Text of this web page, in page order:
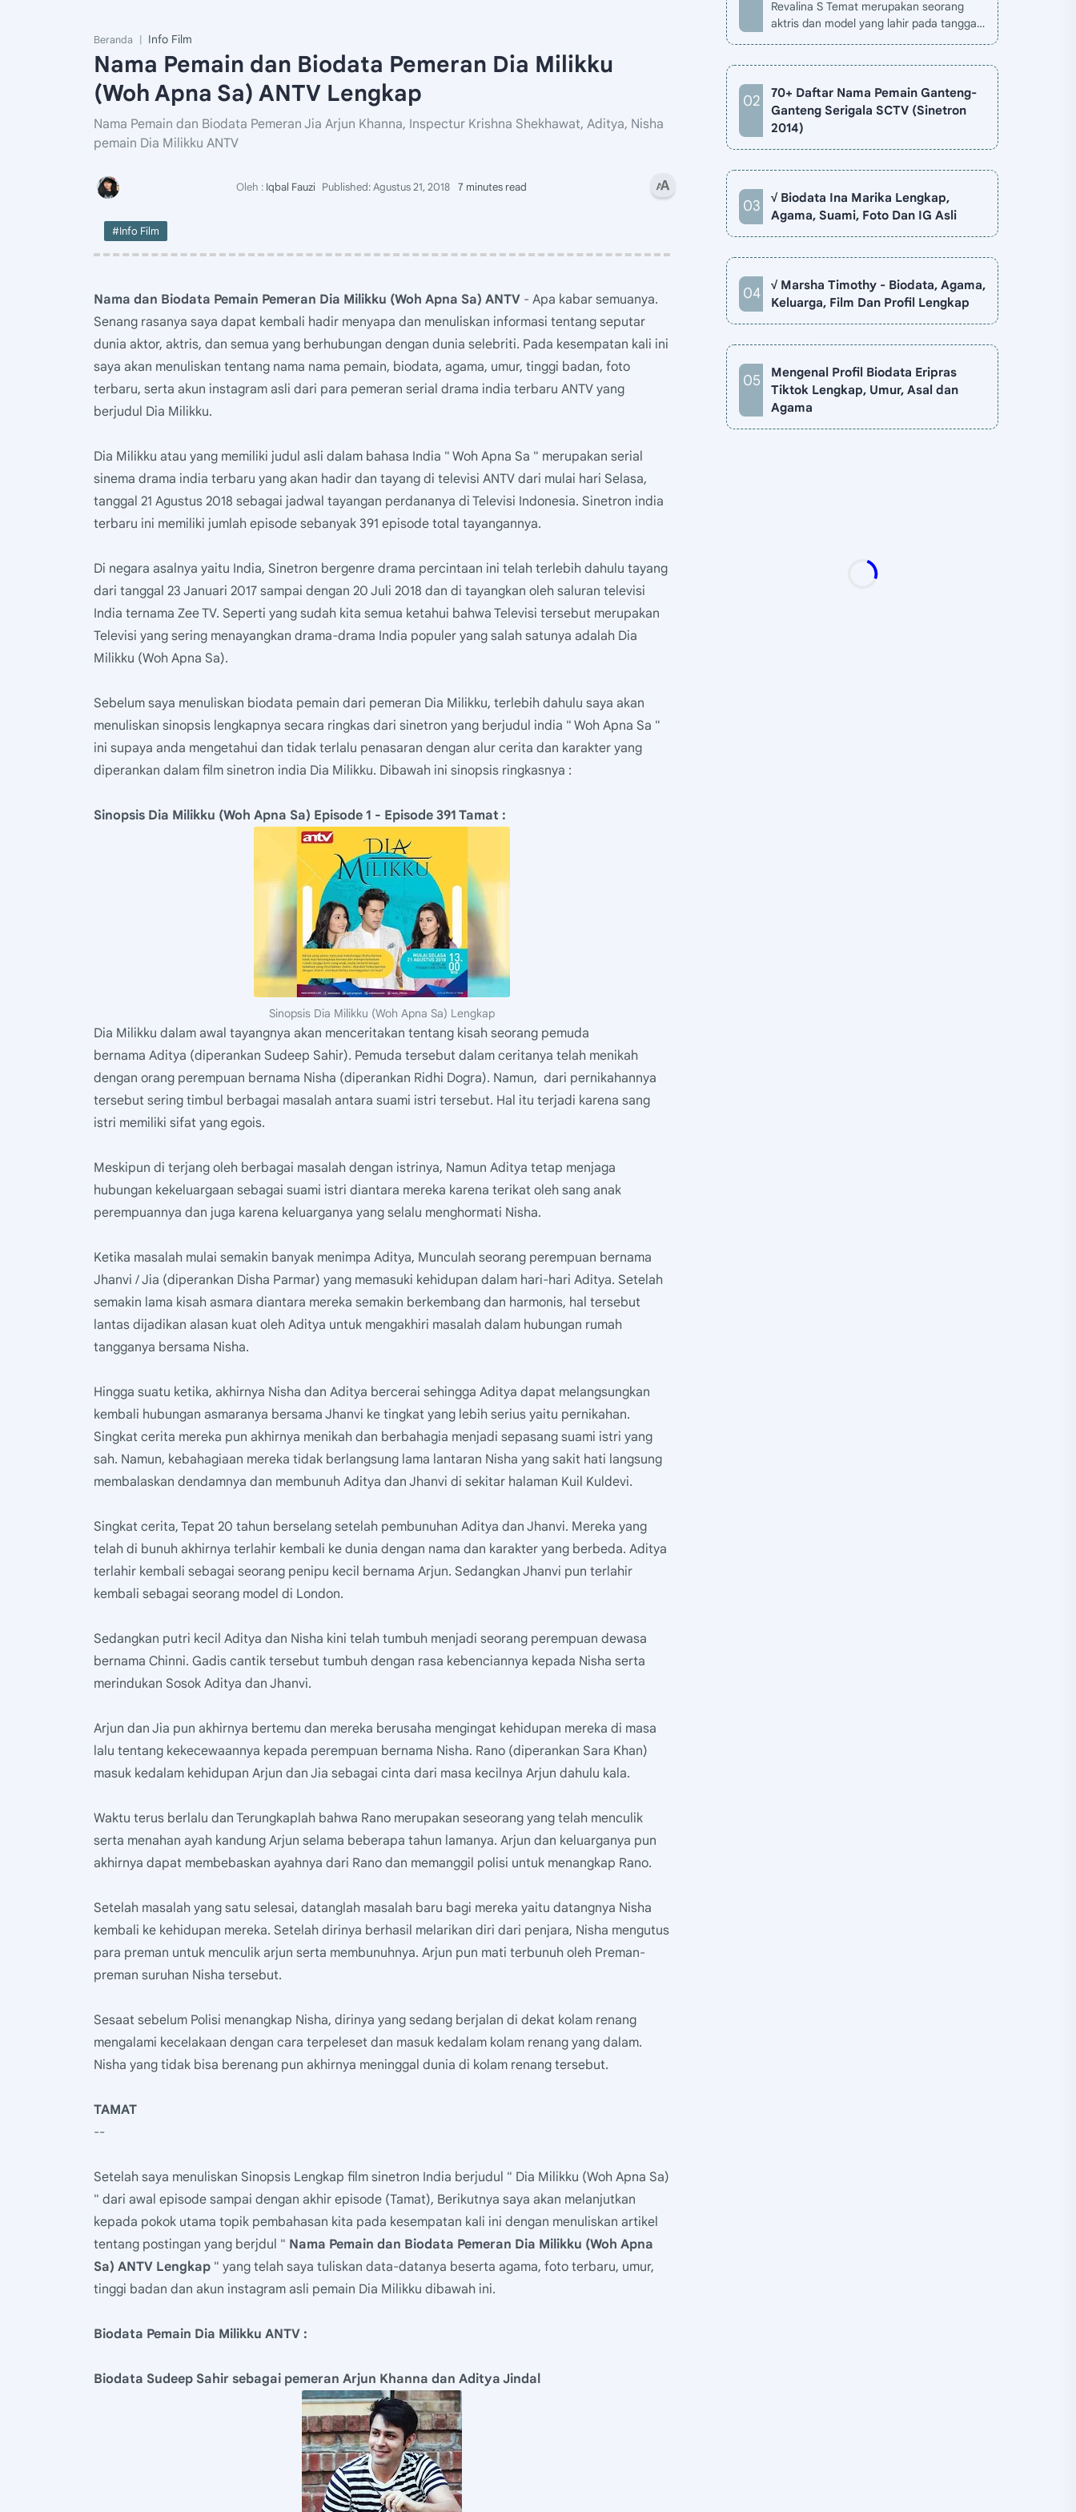
Beranda Info Film
Nama Pemain dan Biodata Pemeran Dia Milikku
(Woh Apna Sa) ANTV Lengkap
Nama Pemain dan Biodata Pemeran Jia Arjun Khanna, Inspectur Krishna Shekhawat, Aditya, Nisha
pemain Dia Milikku ANTV
7 minutes read
#Info Film
Nama dan Biodata Pemain Pemeran Dia Milikku (Woh Apna Sa) ANTV - Apa kabar semuanya.
Senang rasanya saya dapat kembali hadir menyapa dan menuliskan informasi tentang seputar
dunia aktor, aktris, dan semua yang berhubungan dengan dunia selebriti. Pada kesempatan kali ini
saya akan menuliskan tentang nama nama pemain, biodata, agama, umur, tinggi badan, foto
terbaru, serta akun instagram asli dari para pemeran serial drama india terbaru ANTV yang
berjudul Dia Milikku.
Dia Milikku atau yang memiliki judul asli dalam bahasa India " Woh Apna Sa " merupakan serial
sinema drama india terbaru yang akan hadir dan tayang di televisi ANTV dari mulai hari Selasa,
tanggal 21 Agustus 2018 sebagai jadwal tayangan perdananya di Televisi Indonesia. Sinetron india
terbaru ini memiliki jumlah episode sebanyak 391 episode total tayangannya.
Di negara asalnya yaitu India, Sinetron bergenre drama percintaan ini telah terlebih dahulu tayang
dari tanggal 23 Januari 2017 sampai dengan 20 Juli 2018 dan di tayangkan oleh saluran televisi
India ternama Zee TV. Seperti yang sudah kita semua ketahui bahwa Televisi tersebut merupakan
Televisi yang sering menayangkan drama-drama India populer yang salah satunya adalah Dia
Milikku (Woh Apna Sa).
Sebelum saya menuliskan biodata pemain dari pemeran Dia Milikku, terlebih dahulu saya akan
menuliskan sinopsis lengkapnya secara ringkas dari sinetron yang berjudul india " Woh Apna Sa "
ini supaya anda mengetahui dan tidak terlalu penasaran dengan alur cerita dan karakter yang
diperankan dalam film sinetron india Dia Milikku. Dibawah ini sinopsis ringkasnya :
Sinopsis Dia Milikku (Woh Apna Sa) Episode 1 - Episode 391 Tamat :
Sinopsis Dia Milikku (Woh Apna Sa) Lengkap
Dia Milikku dalam awal tayangnya akan menceritakan tentang kisah seorang pemuda
bernama Aditya (diperankan Sudeep Sahir). Pemuda tersebut dalam ceritanya telah menikah
dengan orang perempuan bernama Nisha (diperankan Ridhi Dogra). Namun, dari pernikahannya
tersebut sering timbul berbagai masalah antara suami istri tersebut. Hal itu terjadi karena sang
istri memiliki sifat yang egois.
Meskipun di terjang oleh berbagai masalah dengan istrinya, Namun Aditya tetap menjaga
hubungan kekeluargaan sebagai suami istri diantara mereka karena terikat oleh sang anak
perempuannya dan juga karena keluarganya yang selalu menghormati Nisha.
Ketika masalah mulai semakin banyak menimpa Aditya, Munculah seorang perempuan bernama
Jhanvi / Jia (diperankan Disha Parmar) yang memasuki kehidupan dalam hari-hari Aditya. Setelah
semakin lama kisah asmara diantara mereka semakin berkembang dan harmonis, hal tersebut
lantas dijadikan alasan kuat oleh Aditya untuk mengakhiri masalah dalam hubungan rumah
tangganya bersama Nisha.
Hingga suatu ketika, akhirnya Nisha dan Aditya bercerai sehingga Aditya dapat melangsungkan
kembali hubungan asmaranya bersama Jhanvi ke tingkat yang lebih serius yaitu pernikahan.
Singkat cerita mereka pun akhirnya menikah dan berbahagia menjadi sepasang suami istri yang
sah. Namun, kebahagiaan mereka tidak berlangsung lama lantaran Nisha yang sakit hati langsung
membalaskan dendamnya dan membunuh Aditya dan Jhanvi di sekitar halaman Kuil Kuldevi.
Singkat cerita, Tepat 20 tahun berselang setelah pembunuhan Aditya dan Jhanvi. Mereka yang
telah di bunuh akhirnya terlahir kembali ke dunia dengan nama dan karakter yang berbeda. Aditya
terlahir kembali sebagai seorang penipu kecil bernama Arjun. Sedangkan Jhanvi pun terlahir
kembali sebagai seorang model di London.
Sedangkan putri kecil Aditya dan Nisha kini telah tumbuh menjadi seorang perempuan dewasa
bernama Chinni. Gadis cantik tersebut tumbuh dengan rasa kebenciannya kepada Nisha serta
merindukan Sosok Aditya dan Jhanvi.
Arjun dan Jia pun akhirnya bertemu dan mereka berusaha mengingat kehidupan mereka di masa
lalu tentang kekecewaannya kepada perempuan bernama Nisha. Rano (diperankan Sara Khan)
masuk kedalam kehidupan Arjun dan Jia sebagai cinta dari masa kecilnya Arjun dahulu kala.
Waktu terus berlalu dan Terungkaplah bahwa Rano merupakan seseorang yang telah menculik
serta menahan ayah kandung Arjun selama beberapa tahun lamanya. Arjun dan keluarganya pun
akhirnya dapat membebaskan ayahnya dari Rano dan memanggil polisi untuk menangkap Rano.
Setelah masalah yang satu selesai, datanglah masalah baru bagi mereka yaitu datangnya Nisha
kembali ke kehidupan mereka. Setelah dirinya berhasil melarikan diri dari penjara, Nisha mengutus
para preman untuk menculik arjun serta membunuhnya. Arjun pun mati terbunuh oleh Preman-
preman suruhan Nisha tersebut.
Sesaat sebelum Polisi menangkap Nisha, dirinya yang sedang berjalan di dekat kolam renang
mengalami kecelakaan dengan cara terpeleset dan masuk kedalam kolam renang yang dalam.
Nisha yang tidak bisa berenang pun akhirnya meninggal dunia di kolam renang tersebut.
TAMAT
--
Setelah saya menuliskan Sinopsis Lengkap film sinetron India berjudul " Dia Milikku (Woh Apna Sa)
" dari awal episode sampai dengan akhir episode (Tamat), Berikutnya saya akan melanjutkan
kepada pokok utama topik pembahasan kita pada kesempatan kali ini dengan menuliskan artikel
tentang postingan yang berjdul " Nama Pemain dan Biodata Pemeran Dia Milikku (Woh Apna
Sa) ANTV Lengkap " yang telah saya tuliskan data-datanya beserta agama, foto terbaru, umur,
tinggi badan dan akun instagram asli pemain Dia Milikku dibawah ini.
Biodata Pemain Dia Milikku ANTV :
Biodata Sudeep Sahir sebagai pemeran Arjun Khanna dan Aditya Jindal
Revalina S Temat merupakan seorang
aktris dan model yang lahir pada tanggal
70+ Daftar Nama Pemain Ganteng-
Ganteng Serigala SCTV (Sinetron
2014)
√ Biodata Ina Marika Lengkap,
Agama, Suami, Foto Dan IG Asli
√ Marsha Timothy - Biodata, Agama,
Keluarga, Film Dan Profil Lengkap
Mengenal Profil Biodata Eripras
Tiktok Lengkap, Umur, Asal dan
Agama